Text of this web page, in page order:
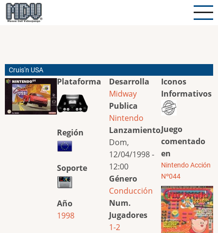
Pasar
al
Cruis'n USA
Plataforma
Región
Soporte
Año
1998
Desarrolla
Midway
Publica
Nintendo
Lanzamiento
Dom,
12/04/1998 -
12:00
Género
Conducción
Num.
Jugadores
1-2
Iconos
Informativos
Juego
comentado
en
Nintendo Acción
Nº044